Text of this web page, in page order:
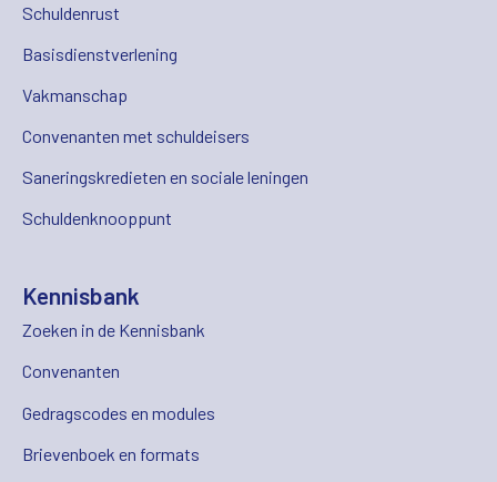
Schuldenrust
Basisdienstverlening
Vakmanschap
Convenanten met schuldeisers
Saneringskredieten en sociale leningen
Schuldenknooppunt
Kennisbank
Zoeken in de Kennisbank
Convenanten
Gedragscodes en modules
Brievenboek en formats